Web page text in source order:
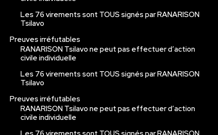
Les 76 virements sont TOUS signés par RANARISON
Tsilavo
Preuves irréfutables
RANARISON Tsilavo ne peut pas effectuer d’action
civile individuelle
Les 76 virements sont TOUS signés par RANARISON
Tsilavo
Preuves irréfutables
RANARISON Tsilavo ne peut pas effectuer d’action
civile individuelle